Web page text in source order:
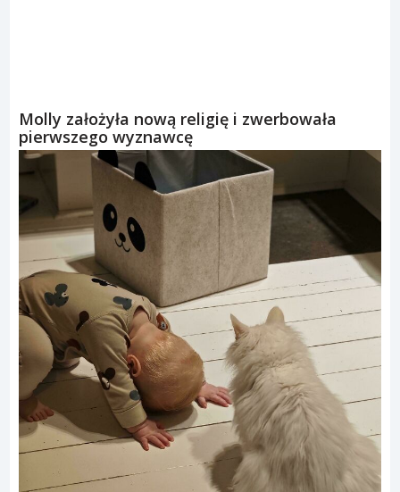
Molly założyła nową religię i zwerbowała
pierwszego wyznawcę